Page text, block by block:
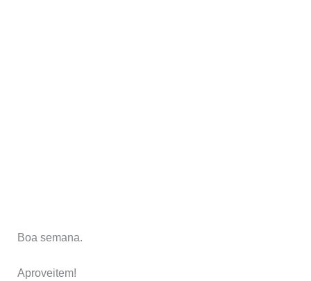
Boa semana.
Aproveitem!